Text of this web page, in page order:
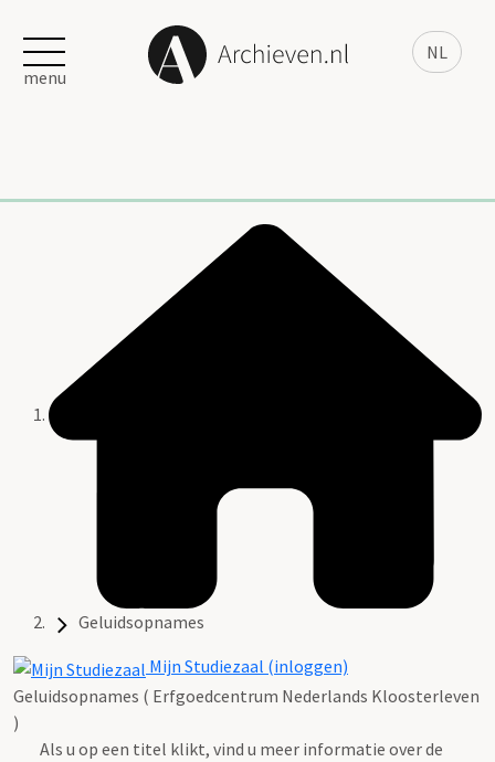
NL
menu
Geluidsopnames
Mijn Studiezaal (inloggen)
Geluidsopnames ( Erfgoedcentrum Nederlands Kloosterleven
)
Als u op een titel klikt, vind u meer informatie over de